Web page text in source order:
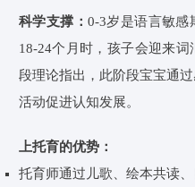
科学支撑： 0-3岁是语言敏感
18-24个月时，孩子会迎来词
段理论指出，此阶段宝宝通
活动促进认知发展。
上托育的优势：
托育师通过儿歌、绘本共读